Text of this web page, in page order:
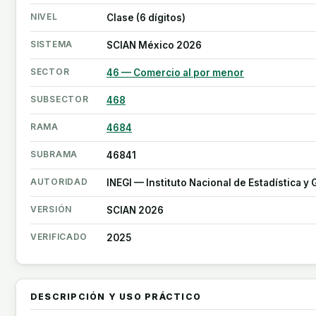
NIVEL Clase (6 dígitos)
SISTEMA SCIAN México 2026
SECTOR 46 — Comercio al por menor
SUBSECTOR 468
RAMA 4684
SUBRAMA 46841
AUTORIDAD INEGI — Instituto Nacional de Estadística y
VERSIÓN SCIAN 2026
VERIFICADO 2025
DESCRIPCIÓN Y USO PRÁCTICO